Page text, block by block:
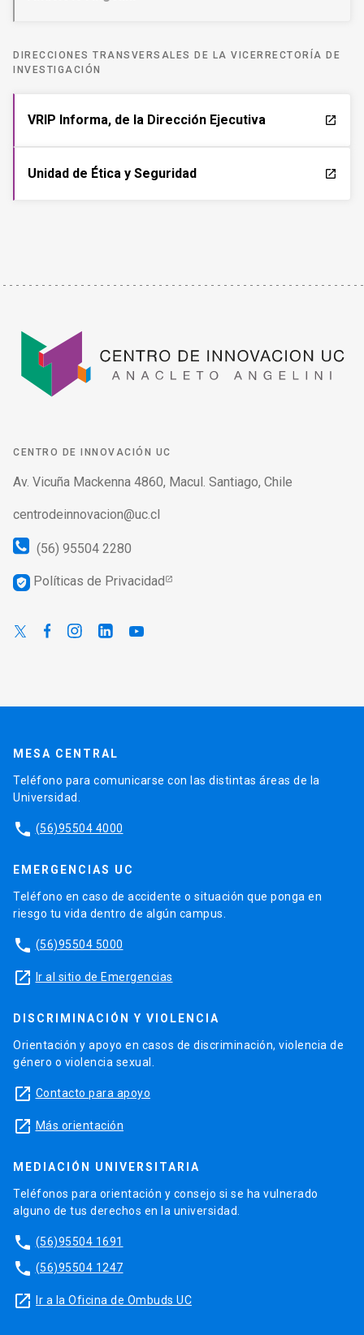
DIRECCIONES TRANSVERSALES DE LA VICERRECTORÍA DE
INVESTIGACIÓN
VRIP Informa, de la Dirección Ejecutiva launch
Unidad de Ética y Seguridad launch
CENTRO DE INNOVACIÓN UC
Av. Vicuña Mackenna 4860, Macul. Santiago, Chile
centrodeinnovacion@uc.cl
(56) 95504 2280
verified_user Políticas de Privacidad
MESA CENTRAL
Teléfono para comunicarse con las distintas áreas de la
Universidad.
phone (56)95504 4000
EMERGENCIAS UC
Teléfono en caso de accidente o situación que ponga en
riesgo tu vida dentro de algún campus.
phone (56)95504 5000
launch Ir al sitio de Emergencias
DISCRIMINACIÓN Y VIOLENCIA
Orientación y apoyo en casos de discriminación, violencia de
género o violencia sexual.
launch Contacto para apoyo
launch Más orientación
MEDIACIÓN UNIVERSITARIA
Teléfonos para orientación y consejo si se ha vulnerado
alguno de tus derechos en la universidad.
phone (56)95504 1691
phone (56)95504 1247
launch Ir a la Oficina de Ombuds UC